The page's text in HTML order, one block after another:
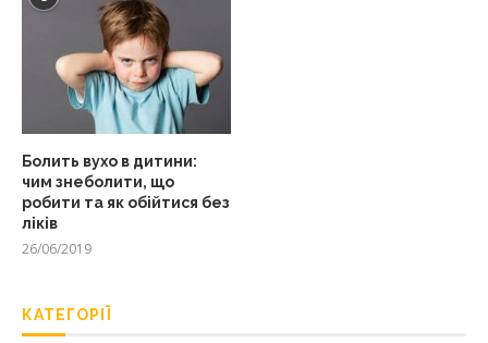
Болить вухо в дитини:
чим знеболити, що
робити та як обійтися без
ліків
26/06/2019
КАТЕГОРІЇ